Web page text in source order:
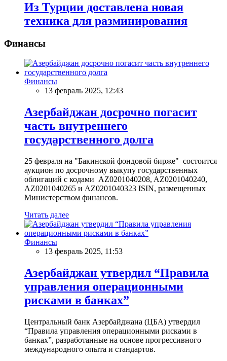
Из Турции доставлена новая
техника для разминирования
Финансы
Финансы
13 февраль 2025, 12:43
Азербайджан досрочно погасит
часть внутреннего
государственного долга
25 февраля на "Бакинской фондовой бирже" состоится
аукцион по досрочному выкупу государственных
облигаций с кодами AZ0201040208, AZ0201040240,
AZ0201040265 и AZ0201040323 ISIN, размещенных
Министерством финансов.
Читать далее
Финансы
13 февраль 2025, 11:53
Азербайджан утвердил “Правила
управления операционными
рисками в банках”
Центральный банк Азербайджана (ЦБА) утвердил
“Правила управления операционными рисками в
банках”, разработанные на основе прогрессивного
международного опыта и стандартов.